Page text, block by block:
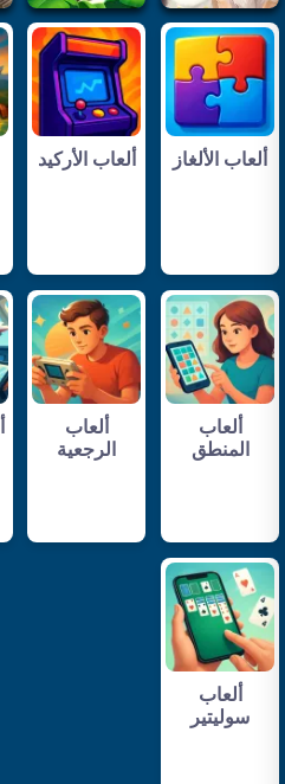
ألعاب الألغاز ألعاب الأركيد
ألعاب
المنطق
ألعاب
الرجعية
ألعاب
سوليتير